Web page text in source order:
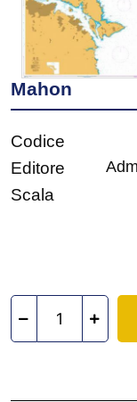
Mahon
Codice
Editore
Scala